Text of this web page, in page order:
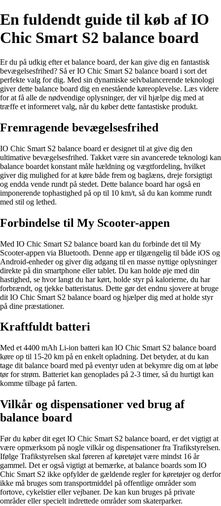
En fuldendt guide til køb af IO
Chic Smart S2 balance board
Er du på udkig efter et balance board, der kan give dig en fantastisk
bevægelsesfrihed? Så er IO Chic Smart S2 balance board i sort det
perfekte valg for dig. Med sin dynamiske selvbalancerende teknologi
giver dette balance board dig en enestående køreoplevelse. Læs videre
for at få alle de nødvendige oplysninger, der vil hjælpe dig med at
træffe et informeret valg, når du køber dette fantastiske produkt.
Fremragende bevægelsesfrihed
IO Chic Smart S2 balance board er designet til at give dig den
ultimative bevægelsesfrihed. Takket være sin avancerede teknologi kan
balance boardet konstant måle hældning og vægtfordeling, hvilket
giver dig mulighed for at køre både frem og baglæns, dreje forsigtigt
og endda vende rundt på stedet. Dette balance board har også en
imponerende tophastighed på op til 10 km/t, så du kan komme rundt
med stil og lethed.
Forbindelse til My Scooter-appen
Med IO Chic Smart S2 balance board kan du forbinde det til My
Scooter-appen via Bluetooth. Denne app er tilgængelig til både iOS og
Android-enheder og giver dig adgang til en masse nyttige oplysninger
direkte på din smartphone eller tablet. Du kan holde øje med din
hastighed, se hvor langt du har kørt, holde styr på kalorierne, du har
forbrændt, og tjekke batteristatus. Dette gør det endnu sjovere at bruge
dit IO Chic Smart S2 balance board og hjælper dig med at holde styr
på dine præstationer.
Kraftfuldt batteri
Med et 4400 mAh Li-ion batteri kan IO Chic Smart S2 balance board
køre op til 15-20 km på en enkelt opladning. Det betyder, at du kan
tage dit balance board med på eventyr uden at bekymre dig om at løbe
tør for strøm. Batteriet kan genoplades på 2-3 timer, så du hurtigt kan
komme tilbage på farten.
Vilkår og dispensationer ved brug af
balance board
Før du køber dit eget IO Chic Smart S2 balance board, er det vigtigt at
være opmærksom på nogle vilkår og dispensationer fra Trafikstyrelsen.
Ifølge Trafikstyrelsen skal føreren af køretøjet være mindst 16 år
gammel. Det er også vigtigt at bemærke, at balance boards som IO
Chic Smart S2 ikke opfylder de gældende regler for køretøjer og derfor
ikke må bruges som transportmiddel på offentlige områder som
fortove, cykelstier eller vejbaner. De kan kun bruges på private
områder eller specielt indrettede områder som skaterparker.